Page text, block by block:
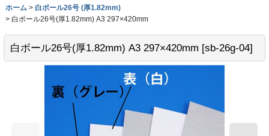
ホーム > 白ボール26号 (厚1.82mm)
> 白ボール26号(厚1.82mm) A3 297×420mm
白ボール26号(厚1.82mm) A3 297×420mm [sb-26g-04]